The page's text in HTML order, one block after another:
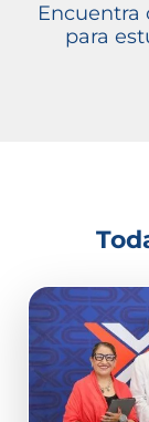
Encuentra
para